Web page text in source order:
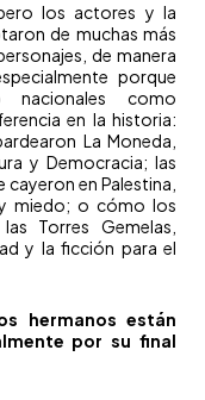
los actores y la
de muchas más
de manera
porque
nacionales como
en la historia:
La Moneda,
y Democracia; las
en Palestina,
miedo; o cómo los
Torres Gemelas,
y la ficción para el
hermanos están
por su final